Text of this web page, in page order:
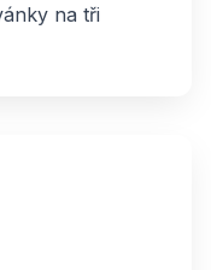
na tři